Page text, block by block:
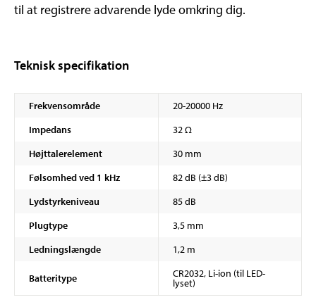
til at registrere advarende lyde omkring dig.
Teknisk specifikation
Frekvensområde
20-20000 Hz
Impedans
32 Ω
Højttalerelement
30 mm
Følsomhed ved 1 kHz
82 dB (±3 dB)
Lydstyrkeniveau
85 dB
Plugtype
3,5 mm
Ledningslængde
1,2 m
Batteritype CR2032, Li-ion (til LED-
lyset)